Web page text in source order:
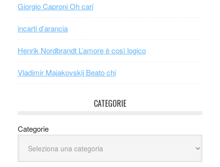
Giorgio Caproni Oh cari
incarti d’arancia
Henrik Nordbrandt L’amore è così logico
Vladimir Majakovskij Beato chi
CATEGORIE
Categorie